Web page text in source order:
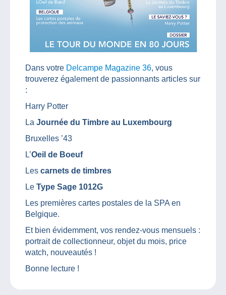
Dans votre Delcampe Magazine 36, vous
trouverez également de passionnants articles sur
:
Harry Potter
La Journée du Timbre au Luxembourg
Bruxelles ’43
L’Oeil de Boeuf
Les carnets de timbres
Le Type Sage 1012G
Les premières cartes postales de la SPA en
Belgique.
Et bien évidemment, vos rendez-vous mensuels :
portrait de collectionneur, objet du mois, price
watch, nouveautés !
Bonne lecture !